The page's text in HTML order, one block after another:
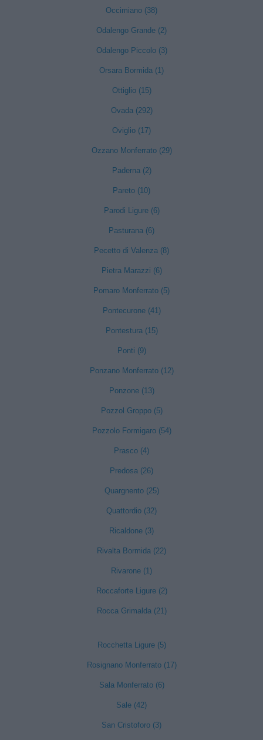
Occimiano (38)
Odalengo Grande (2)
Odalengo Piccolo (3)
Orsara Bormida (1)
Ottiglio (15)
Ovada (292)
Oviglio (17)
Ozzano Monferrato (29)
Paderna (2)
Pareto (10)
Parodi Ligure (6)
Pasturana (6)
Pecetto di Valenza (8)
Pietra Marazzi (6)
Pomaro Monferrato (5)
Pontecurone (41)
Pontestura (15)
Ponti (9)
Ponzano Monferrato (12)
Ponzone (13)
Pozzol Groppo (5)
Pozzolo Formigaro (54)
Prasco (4)
Predosa (26)
Quargnento (25)
Quattordio (32)
Ricaldone (3)
Rivalta Bormida (22)
Rivarone (1)
Roccaforte Ligure (2)
Rocca Grimalda (21)
Rocchetta Ligure (5)
Rosignano Monferrato (17)
Sala Monferrato (6)
Sale (42)
San Cristoforo (3)